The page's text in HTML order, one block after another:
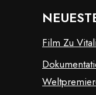
Film Zu